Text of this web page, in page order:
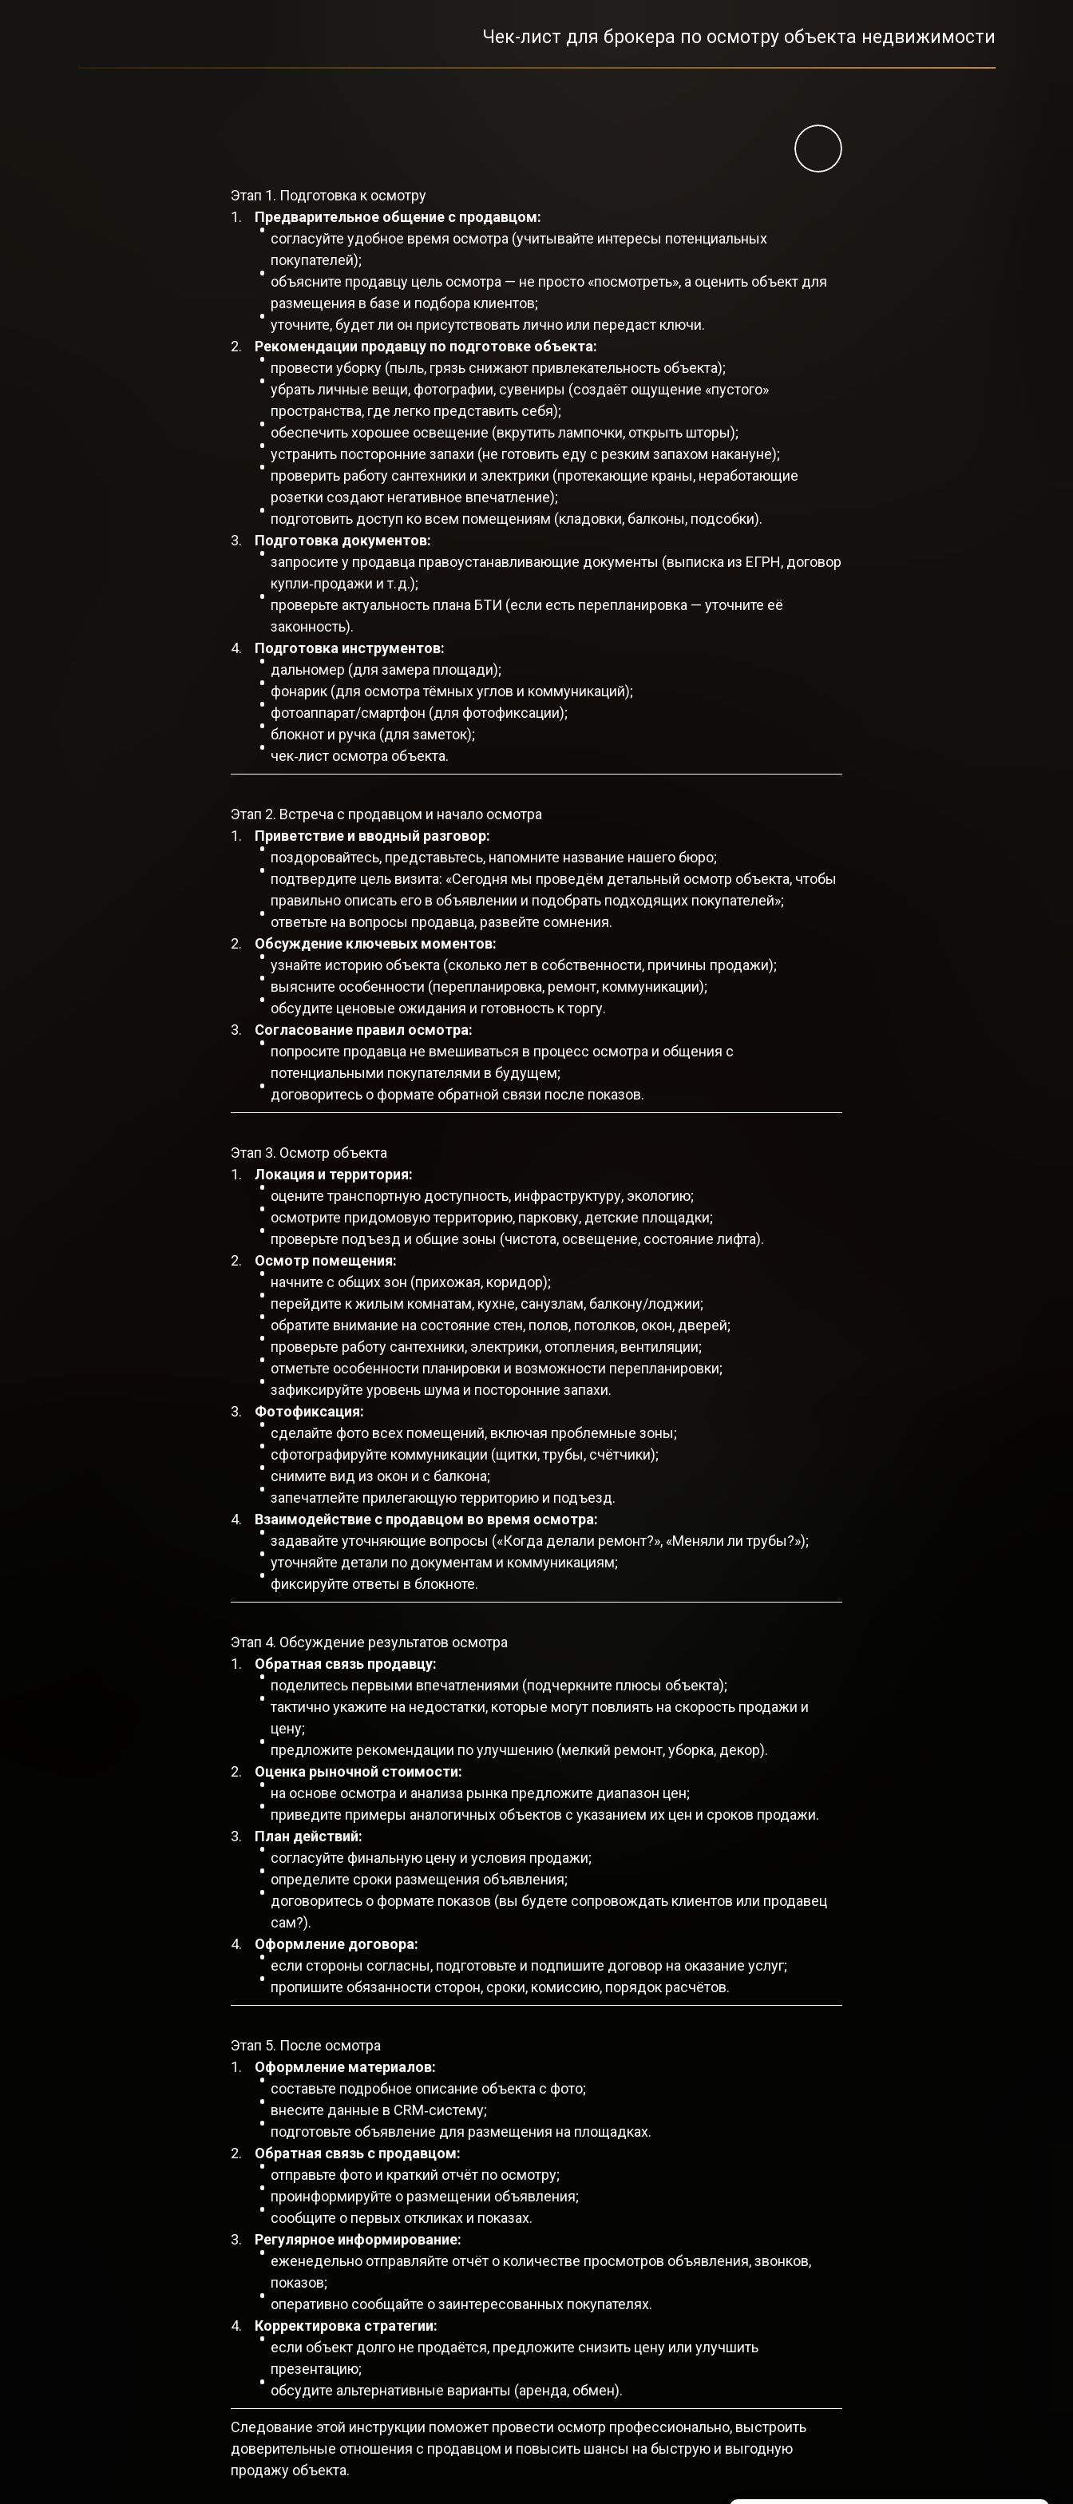
Чек-лист для брокера по осмотру объекта недвижимости
Этап 1. Подготовка к осмотру
Предварительное общение с продавцом:
согласуйте удобное время осмотра (учитывайте интересы потенциальных
покупателей);
объясните продавцу цель осмотра — не просто «посмотреть», а оценить объект для
размещения в базе и подбора клиентов;
уточните, будет ли он присутствовать лично или передаст ключи.
Рекомендации продавцу по подготовке объекта:
провести уборку (пыль, грязь снижают привлекательность объекта);
убрать личные вещи, фотографии, сувениры (создаёт ощущение «пустого»
пространства, где легко представить себя);
обеспечить хорошее освещение (вкрутить лампочки, открыть шторы);
устранить посторонние запахи (не готовить еду с резким запахом накануне);
проверить работу сантехники и электрики (протекающие краны, неработающие
розетки создают негативное впечатление);
подготовить доступ ко всем помещениям (кладовки, балконы, подсобки).
Подготовка документов:
запросите у продавца правоустанавливающие документы (выписка из ЕГРН, договор
купли‑продажи и т. д.);
проверьте актуальность плана БТИ (если есть перепланировка — уточните её
законность).
Подготовка инструментов:
дальномер (для замера площади);
фонарик (для осмотра тёмных углов и коммуникаций);
фотоаппарат/смартфон (для фотофиксации);
блокнот и ручка (для заметок);
чек‑лист осмотра объекта.
Этап 2. Встреча с продавцом и начало осмотра
Приветствие и вводный разговор:
поздоровайтесь, представьтесь, напомните название нашего бюро;
подтвердите цель визита: «Сегодня мы проведём детальный осмотр объекта, чтобы
правильно описать его в объявлении и подобрать подходящих покупателей»;
ответьте на вопросы продавца, развейте сомнения.
Обсуждение ключевых моментов:
узнайте историю объекта (сколько лет в собственности, причины продажи);
выясните особенности (перепланировка, ремонт, коммуникации);
обсудите ценовые ожидания и готовность к торгу.
Согласование правил осмотра:
попросите продавца не вмешиваться в процесс осмотра и общения с
потенциальными покупателями в будущем;
договоритесь о формате обратной связи после показов.
Этап 3. Осмотр объекта
Локация и территория:
оцените транспортную доступность, инфраструктуру, экологию;
осмотрите придомовую территорию, парковку, детские площадки;
проверьте подъезд и общие зоны (чистота, освещение, состояние лифта).
Осмотр помещения:
начните с общих зон (прихожая, коридор);
перейдите к жилым комнатам, кухне, санузлам, балкону/лоджии;
обратите внимание на состояние стен, полов, потолков, окон, дверей;
проверьте работу сантехники, электрики, отопления, вентиляции;
отметьте особенности планировки и возможности перепланировки;
зафиксируйте уровень шума и посторонние запахи.
Фотофиксация:
сделайте фото всех помещений, включая проблемные зоны;
сфотографируйте коммуникации (щитки, трубы, счётчики);
снимите вид из окон и с балкона;
запечатлейте прилегающую территорию и подъезд.
Взаимодействие с продавцом во время осмотра:
задавайте уточняющие вопросы («Когда делали ремонт?», «Меняли ли трубы?»);
уточняйте детали по документам и коммуникациям;
фиксируйте ответы в блокноте.
Этап 4. Обсуждение результатов осмотра
Обратная связь продавцу:
поделитесь первыми впечатлениями (подчеркните плюсы объекта);
тактично укажите на недостатки, которые могут повлиять на скорость продажи и
цену;
предложите рекомендации по улучшению (мелкий ремонт, уборка, декор).
Оценка рыночной стоимости:
на основе осмотра и анализа рынка предложите диапазон цен;
приведите примеры аналогичных объектов с указанием их цен и сроков продажи.
План действий:
согласуйте финальную цену и условия продажи;
определите сроки размещения объявления;
договоритесь о формате показов (вы будете сопровождать клиентов или продавец
сам?).
Оформление договора:
если стороны согласны, подготовьте и подпишите договор на оказание услуг;
пропишите обязанности сторон, сроки, комиссию, порядок расчётов.
Этап 5. После осмотра
Оформление материалов:
составьте подробное описание объекта с фото;
внесите данные в CRM‑систему;
подготовьте объявление для размещения на площадках.
Обратная связь с продавцом:
отправьте фото и краткий отчёт по осмотру;
проинформируйте о размещении объявления;
сообщите о первых откликах и показах.
Регулярное информирование:
еженедельно отправляйте отчёт о количестве просмотров объявления, звонков,
показов;
оперативно сообщайте о заинтересованных покупателях.
Корректировка стратегии:
если объект долго не продаётся, предложите снизить цену или улучшить
презентацию;
обсудите альтернативные варианты (аренда, обмен).
Следование этой инструкции поможет провести осмотр профессионально, выстроить
доверительные отношения с продавцом и повысить шансы на быструю и выгодную
продажу объекта.